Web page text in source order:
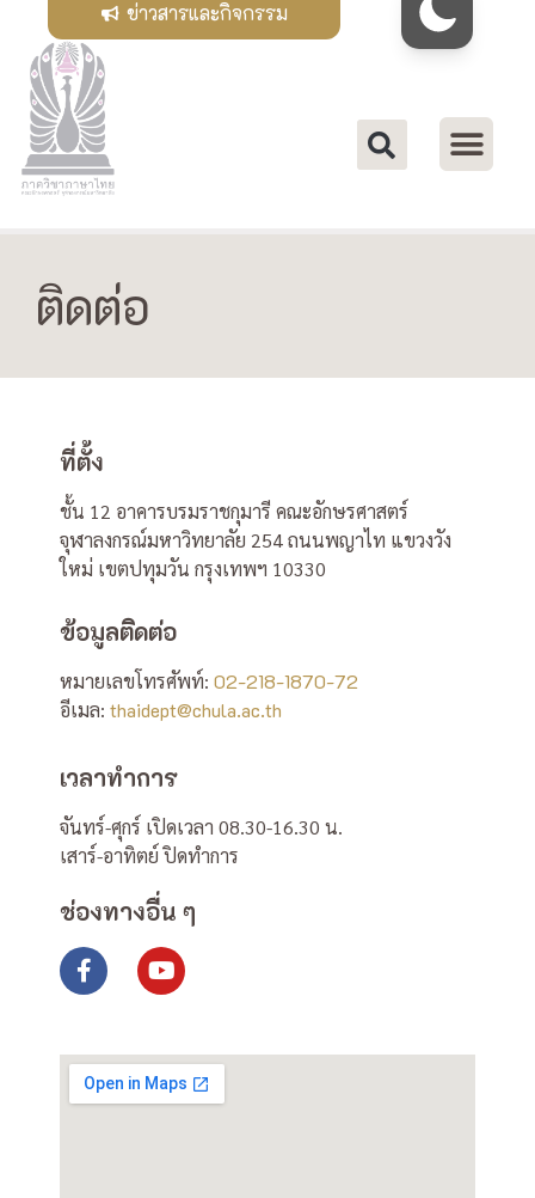
ข่าวสารและกิจกรรม
ติดต่อ
ที่ตั้ง
ชั้น 12 อาคารบรมราชกุมารี คณะอักษรศาสตร์
จุฬาลงกรณ์มหาวิทยาลัย 254 ถนนพญาไท แขวงวัง
ใหม่ เขตปทุมวัน กรุงเทพฯ 10330
ข้อมูลติดต่อ
หมายเลขโทรศัพท์: 02-218-1870-72
อีเมล: thaidept@chula.ac.th
เวลาทำการ
จันทร์-ศุกร์ เปิดเวลา 08.30-16.30 น.
เสาร์-อาทิตย์ ปิดทำการ
ช่องทางอื่น ๆ